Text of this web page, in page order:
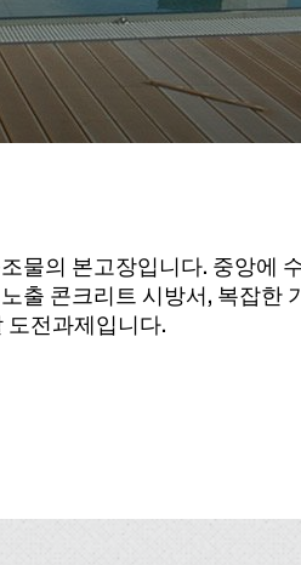
물의 본고장입니다. 중앙에
출 콘크리트 시방서, 복잡한
도전과제입니다.